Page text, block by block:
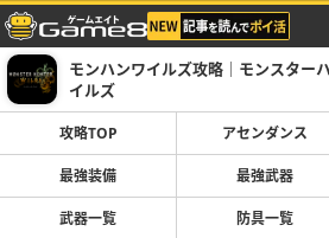
モンハンワイルズ攻略｜モンスター
イルズ
攻略TOP アセンダンス
最強装備 最強武器
武器一覧 防具一覧